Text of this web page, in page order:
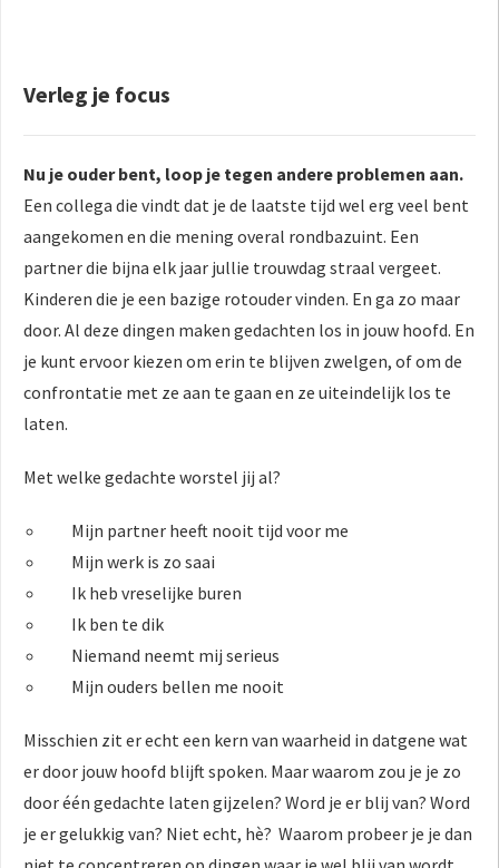
Verleg je focus
Nu je ouder bent, loop je tegen andere problemen aan.
Een collega die vindt dat je de laatste tijd wel erg veel bent
aangekomen en die mening overal rondbazuint. Een
partner die bijna elk jaar jullie trouwdag straal vergeet.
Kinderen die je een bazige rotouder vinden. En ga zo maar
door. Al deze dingen maken gedachten los in jouw hoofd. En
je kunt ervoor kiezen om erin te blijven zwelgen, of om de
confrontatie met ze aan te gaan en ze uiteindelijk los te
laten.
Met welke gedachte worstel jij al?
Mijn partner heeft nooit tijd voor me
Mijn werk is zo saai
Ik heb vreselijke buren
Ik ben te dik
Niemand neemt mij serieus
Mijn ouders bellen me nooit
Misschien zit er echt een kern van waarheid in datgene wat
er door jouw hoofd blijft spoken. Maar waarom zou je je zo
door één gedachte laten gijzelen? Word je er blij van? Word
je er gelukkig van? Niet echt, hè? Waarom probeer je je dan